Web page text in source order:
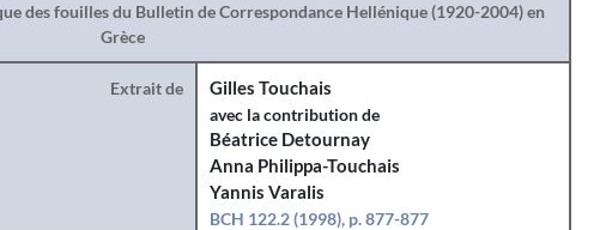
des fouilles du Bulletin de Correspondance Hellénique (1920-2004) en
Grèce
Extrait de
Gilles Touchais
avec la contribution de
Béatrice Detournay
Anna Philippa-Touchais
Yannis Varalis
BCH 122.2 (1998), p. 877-877